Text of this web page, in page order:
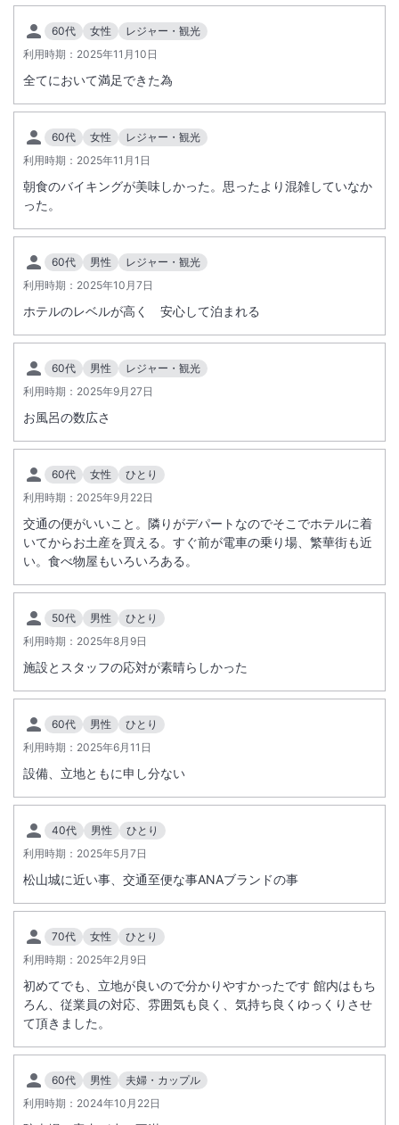
60代 女性
レジャー・観光
利用時期： 2025年11月10日
全てにおいて満足できた為
60代 女性
レジャー・観光
利用時期： 2025年11月1日
朝食のバイキングが美味しかった。思ったより混雑していなか
った。
60代 男性
レジャー・観光
利用時期： 2025年10月7日
ホテルのレベルが高く 安心して泊まれる
60代 男性
レジャー・観光
利用時期： 2025年9月27日
お風呂の数広さ
60代 女性
ひとり
利用時期： 2025年9月22日
交通の便がいいこと。隣りがデパートなのでそこでホテルに着
いてからお土産を買える。すぐ前が電車の乗り場、繁華街も近
い。食べ物屋もいろいろある。
50代 男性
ひとり
利用時期： 2025年8月9日
施設とスタッフの応対が素晴らしかった
60代 男性
ひとり
利用時期： 2025年6月11日
設備、立地ともに申し分ない
40代 男性
ひとり
利用時期： 2025年5月7日
松山城に近い事、交通至便な事ANAブランドの事
70代 女性
ひとり
利用時期： 2025年2月9日
初めてでも、立地が良いので分かりやすかったです 館内はもち
ろん、従業員の対応、雰囲気も良く、気持ち良くゆっくりさせ
て頂きました。
60代 男性
夫婦・カップル
利用時期： 2024年10月22日